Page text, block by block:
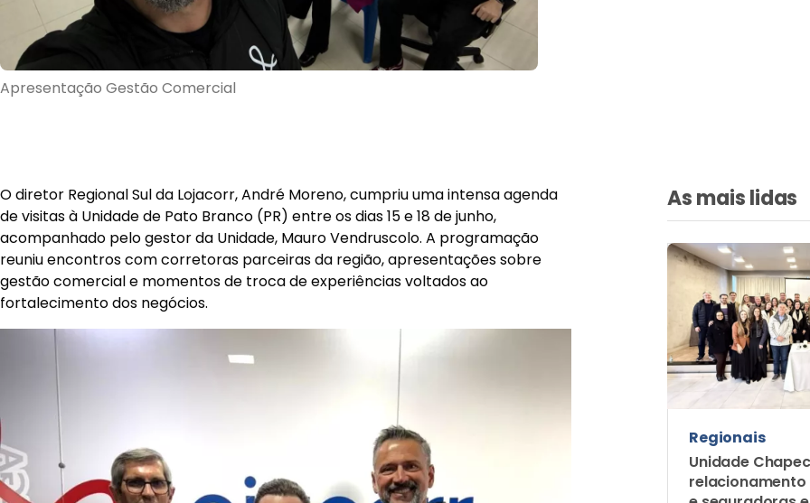
Apresentação Gestão Comercial
O diretor Regional Sul da Lojacorr, André Moreno, cumpriu uma intensa agenda
de visitas à Unidade de Pato Branco (PR) entre os dias 15 e 18 de junho,
acompanhado pelo gestor da Unidade, Mauro Vendruscolo. A programação
reuniu encontros com corretoras parceiras da região, apresentações sobre
gestão comercial e momentos de troca de experiências voltados ao
fortalecimento dos negócios.
As mais lidas
Regionais
Unidade